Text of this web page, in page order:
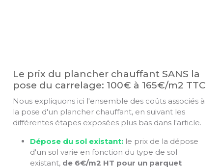
Le prix du plancher chauffant SANS la
pose du carrelage: 100€ à 165€/m2 TTC
Nous expliquons ici l'ensemble des coûts associés à
la pose d'un plancher chauffant, en suivant les
différentes étapes exposées plus bas dans l'article.
Dépose du sol existant: le prix de la dépose
d'un sol varie en fonction du type de sol
existant, de 6€/m2 HT pour un parquet